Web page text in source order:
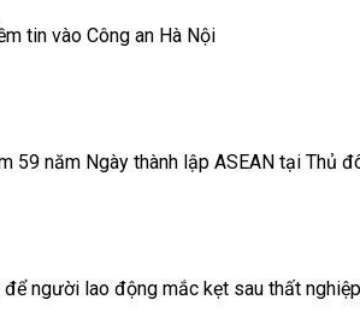
tin vào Công an Hà Nội
59 năm Ngày thành lập ASEAN tại Thủ
để người lao động mắc kẹt sau thất nghiệp